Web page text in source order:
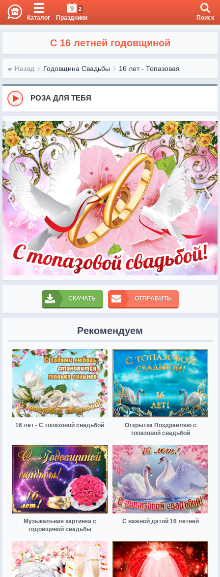
Каталог
9 2
Праздники Поиск
С 16 летней годовщиной
Назад Годовщина Свадьбы 16 лет - Топазовая
РОЗА ДЛЯ ТЕБЯ
СКАЧАТЬ ОТПРАВИТЬ
Рекомендуем
16 лет - С топазовой свадьбой
Открытка Поздравляю с
топазовой свадьбой
Музыкальная картинка с
годовщиной свадьбы
С важной датой 16 летней